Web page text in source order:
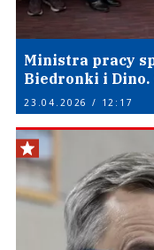
Ministra pracy
Biedronki i Dino.
23.04.2026 / 12:17